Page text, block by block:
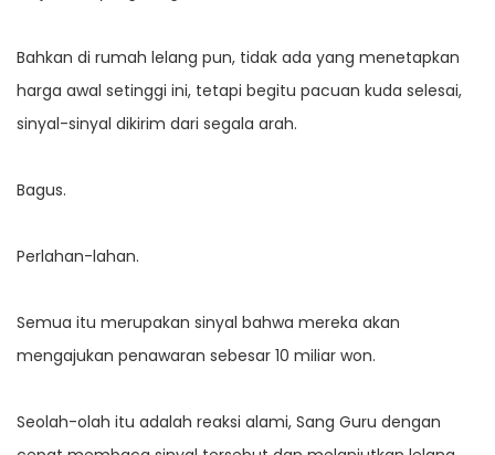
Bahkan di rumah lelang pun, tidak ada yang menetapkan
harga awal setinggi ini, tetapi begitu pacuan kuda selesai,
sinyal-sinyal dikirim dari segala arah.
Bagus.
Perlahan-lahan.
Semua itu merupakan sinyal bahwa mereka akan
mengajukan penawaran sebesar 10 miliar won.
Seolah-olah itu adalah reaksi alami, Sang Guru dengan